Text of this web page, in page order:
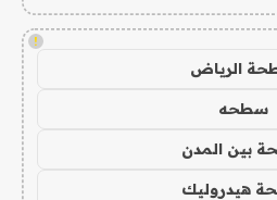
!
الرياض
سطحه
بين المدن
هيدروليك